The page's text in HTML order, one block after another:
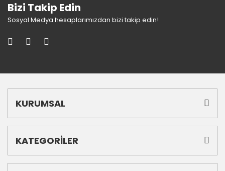
Bizi Takip Edin
Sosyal Medya hesaplarımızdan bizi takip edin!
KURUMSAL
KATEGORİLER